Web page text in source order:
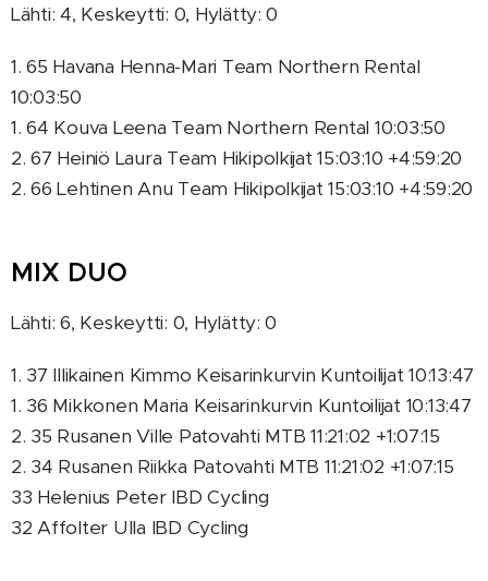
Lähti: 4, Keskeytti: 0, Hylätty: 0
1. 65 Havana Henna-Mari Team Northern Rental
10:03:50
1. 64 Kouva Leena Team Northern Rental 10:03:50
2. 67 Heiniö Laura Team Hikipolkijat 15:03:10 +4:59:20
2. 66 Lehtinen Anu Team Hikipolkijat 15:03:10 +4:59:20
MIX DUO
Lähti: 6, Keskeytti: 0, Hylätty: 0
1. 37 Illikainen Kimmo Keisarinkurvin Kuntoilijat 10:13:47
1. 36 Mikkonen Maria Keisarinkurvin Kuntoilijat 10:13:47
2. 35 Rusanen Ville Patovahti MTB 11:21:02 +1:07:15
2. 34 Rusanen Riikka Patovahti MTB 11:21:02 +1:07:15
33 Helenius Peter IBD Cycling
32 Affolter Ulla IBD Cycling